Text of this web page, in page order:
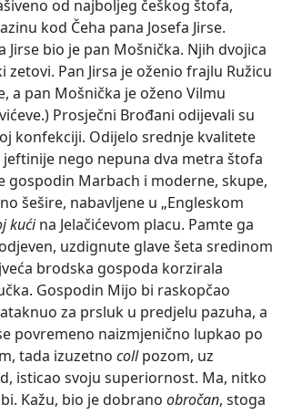
od najboljeg češkog štofa,
kod Čeha pana Josefa Jirse.
Jirse bio je pan Mošnička. Njih dvojica
Pan Jirsa je oženio frajlu Ružicu
a pan Mošnička je oženo Vilmu
Prosječni Brođani odijevali su
konfekciji. Odijelo srednje kvalitete
jeftinije nego nepuna dva metra štofa
gospodin Marbach i moderne, skupe,
šešire, nabavljene u „Engleskom
kućina Jelačićevom placu. Pamte ga
uzdignute glave šeta sredinom
brodska gospoda korzirala
Gospodin Mijo bi raskopčao
za prsluk u predjelu pazuha, a
povremeno naizmjenično lupkao po
tada izuzetno collpozom, uz
isticao svoju superiornost. Ma, nitko
Kažu, bio je dobrano obročan, stoga